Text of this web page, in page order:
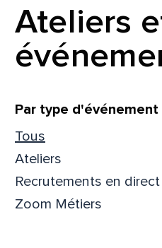
Ateliers
Filtrer
Par type d'événement
Tous
Ateliers
Recrutements en direct
Zoom Métiers